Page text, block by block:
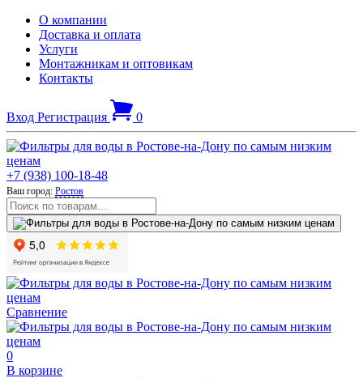
О компании
Доставка и оплата
Услуги
Монтажникам и оптовикам
Контакты
Вход Регистрация 0
+7 (938) 100-18-48
Ваш город: Ростов
Сравнение
0
В корзине